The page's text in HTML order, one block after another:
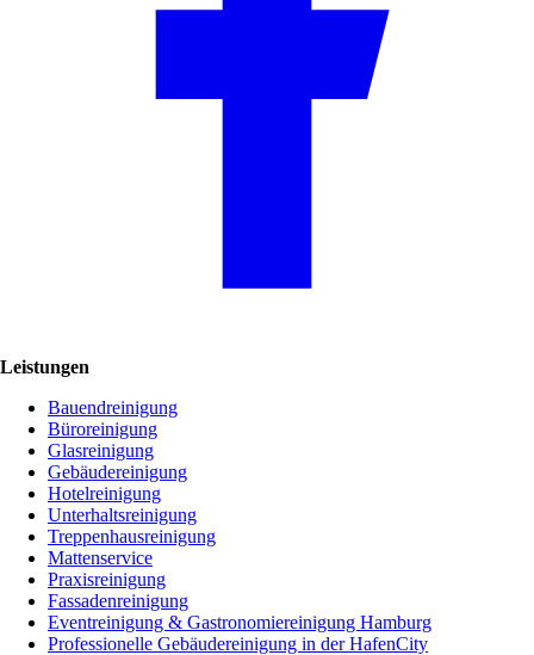
Leistungen
Bauendreinigung
Büroreinigung
Glasreinigung
Gebäudereinigung
Hotelreinigung
Unterhaltsreinigung
Treppenhausreinigung
Mattenservice
Praxisreinigung
Fassadenreinigung
Eventreinigung & Gastronomiereinigung Hamburg
Professionelle Gebäudereinigung in der HafenCity